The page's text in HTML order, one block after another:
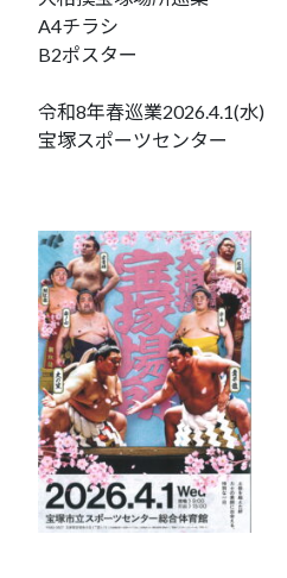
A4チラシ
B2ポスター
令和8年春巡業2026.4.1(水)
宝塚スポーツセンター